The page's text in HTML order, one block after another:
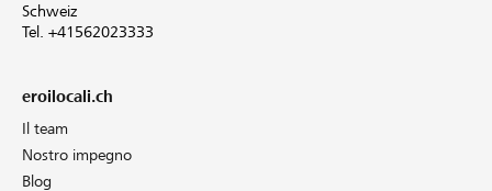
Schweiz
Tel. +41562023333
eroilocali.ch
Il team
Nostro impegno
Blog